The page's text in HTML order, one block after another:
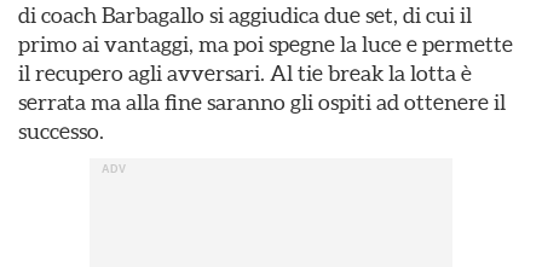
di coach Barbagallo si aggiudica due set, di cui il
primo ai vantaggi, ma poi spegne la luce e permette
il recupero agli avversari. Al tie break la lotta è
serrata ma alla fine saranno gli ospiti ad ottenere il
successo.